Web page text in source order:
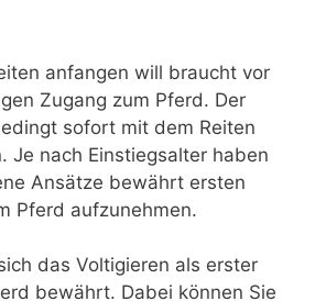
anfangen will braucht vor
Zugang zum Pferd. Der
sofort mit dem Reiten
Je nach Einstiegsalter haben
Ansätze bewährt ersten
Pferd aufzunehmen.
das Voltigieren als erster
bewährt. Dabei können Sie